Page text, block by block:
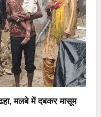
मलबे में दबकर मासूम